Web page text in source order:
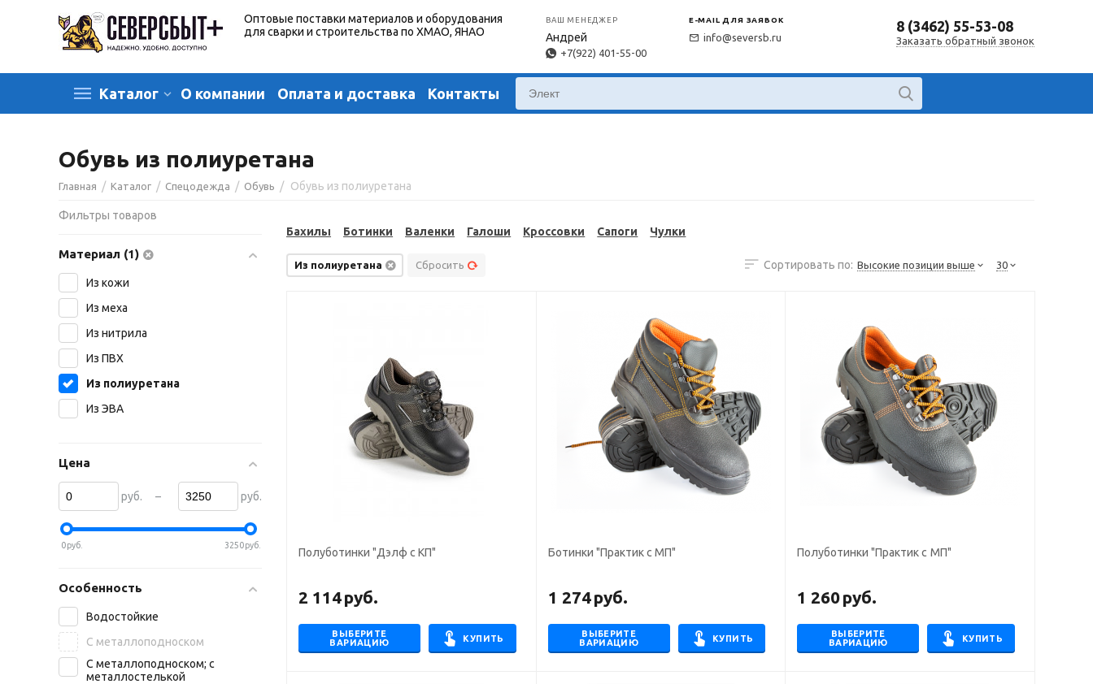
Оптовые поставки материалов и оборудования
для сварки и строительства по ХМАО, ЯНАО
ВАШ МЕНЕДЖЕР
Андрей
+7(922) 401-55-00
E-MAIL ДЛЯ ЗАЯВОК
info@seversb.ru
8 (3462) 55-53-08
Заказать обратный звонок
Каталог О компании Оплата и доставка Контакты
Обувь из полиуретана
Главная / Каталог / Спецодежда / Обувь / Обувь из полиуретана
Бахилы Ботинки Валенки Галоши Кроссовки Сапоги Чулки
Из полиуретана Сбросить Сортировать по: Высокие позиции выше 30
Полуботинки "Дэлф с КП"
2 114руб.
ВЫБЕРИТЕ
ВАРИАЦИЮ
КУПИТЬ
Ботинки "Практик с МП"
1 274руб.
ВЫБЕРИТЕ
ВАРИАЦИЮ
КУПИТЬ
Полуботинки "Практик с МП"
1 260руб.
ВЫБЕРИТЕ
ВАРИАЦИЮ
КУПИТЬ
Фильтры товаров
Материал (1)
Из кожи
Из меха
Из нитрила
Из ПВХ
Из полиуретана
Из ЭВА
Цена
руб. – руб.
0руб. 3250руб.
Особенность
Водостойкие
С металлоподноском
С металлоподноском; с
металлостелькой